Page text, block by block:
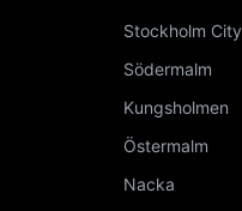
Stockholm City
Södermalm
Kungsholmen
Östermalm
Nacka